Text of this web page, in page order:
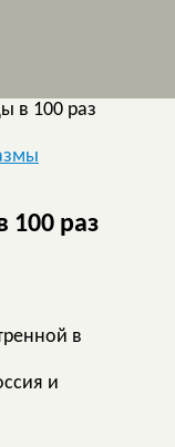
в 100 раз
100 раз
в
и